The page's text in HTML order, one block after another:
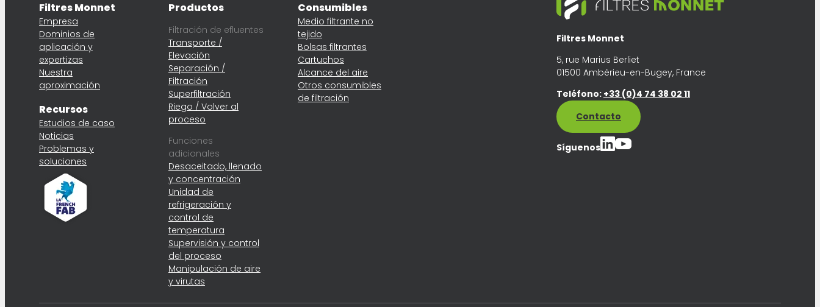
Filtres Monnet
Empresa
Dominios de
aplicación y
expertizas
Nuestra
aproximación
Recursos
Estudios de caso
Noticias
Problemas y
soluciones
Productos
Filtración de efluentes
Transporte /
Elevación
Separación /
Filtración
Superfiltración
Riego / Volver al
proceso
Funciones
adicionales
Desaceitado, llenado
y concentración
Unidad de
refrigeración y
control de
temperatura
Supervisión y control
del proceso
Manipulación de aire
y virutas
Consumibles
Medio filtrante no
tejido
Bolsas filtrantes
Cartuchos
Alcance del aire
Otros consumibles
de filtración
Filtres Monnet
5, rue Marius Berliet
01500 Ambérieu-en-Bugey, France
Teléfono: +33 (0)4 74 38 02 11
Contacto
Síguenos